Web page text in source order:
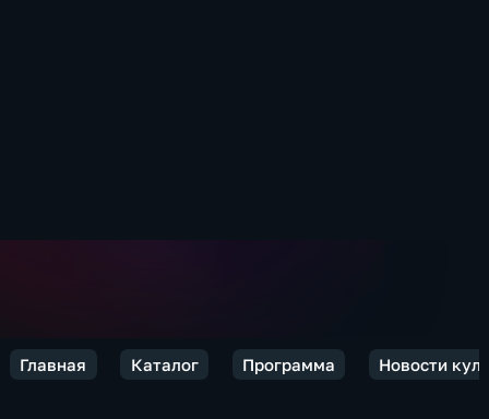
Главная Каталог Программа Новости